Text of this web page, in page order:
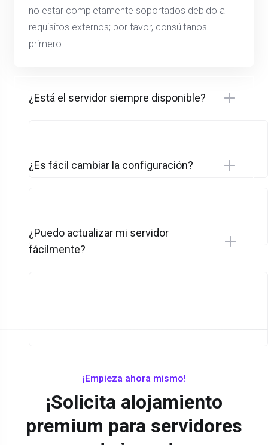
no estar completamente soportados debido a
requisitos externos; por favor, consúltanos
primero.
¿Está el servidor siempre disponible?
¿Es fácil cambiar la configuración?
¿Puedo actualizar mi servidor
fácilmente?
¡Empieza ahora mismo!
¡Solicita alojamiento
premium para servidores